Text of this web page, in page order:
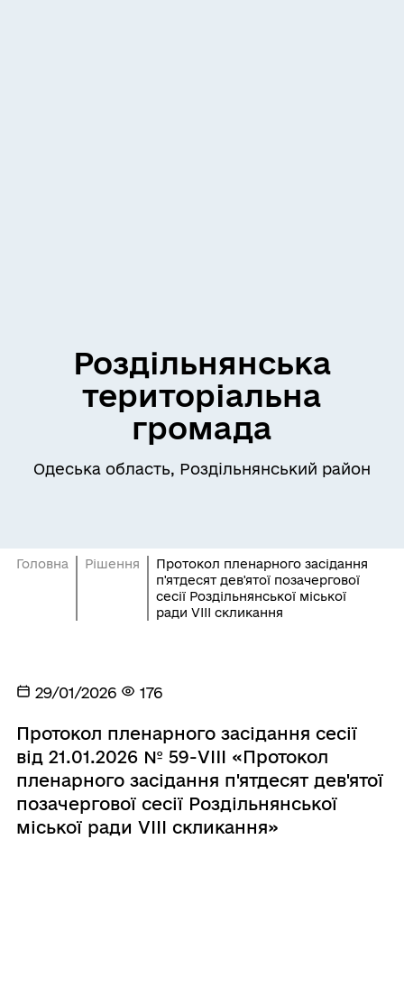
Роздільнянська
територіальна
громада
Одеська область, Роздільнянський район
Головна Рішення
Протокол пленарного засідання
п'ятдесят дев'ятої позачергової
сесії Роздільнянської міської
ради VІІІ скликання
29/01/2026 176
Протокол пленарного засідання сесії
від 21.01.2026 № 59-VIII «Протокол
пленарного засідання п'ятдесят дев'ятої
позачергової сесії Роздільнянської
міської ради VІІІ скликання»